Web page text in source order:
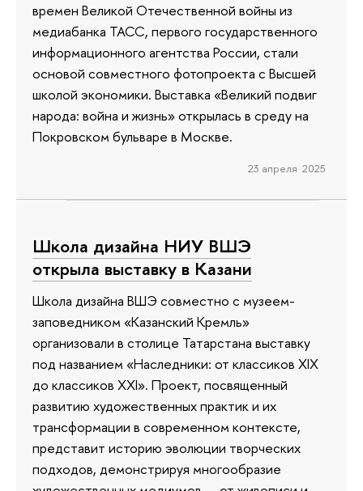
времен Великой Отечественной войны из
медиабанка ТАСС, первого государственного
информационного агентства России, стали
основой совместного фотопроекта с Высшей
школой экономики. Выставка «Великий подвиг
народа: война и жизнь» открылась в среду на
Покровском бульваре в Москве.
23 апреля 2025
Школа дизайна НИУ ВШЭ
открыла выставку в Казани
Школа дизайна ВШЭ совместно с музеем-
заповедником «Казанский Кремль»
организовали в столице Татарстана выставку
под названием «Наследники: от классиков XIX
до классиков XXI». Проект, посвященный
развитию художественных практик и их
трансформации в современном контексте,
представит историю эволюции творческих
подходов, демонстрируя многообразие